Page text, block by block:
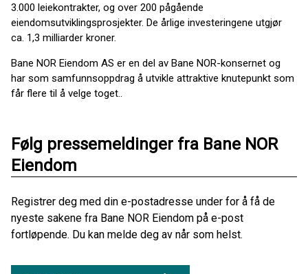
3.000 leiekontrakter, og over 200 pågående
eiendomsutviklingsprosjekter. De årlige investeringene utgjør
ca. 1,3 milliarder kroner.
Bane NOR Eiendom AS er en del av Bane NOR-konsernet og
har som samfunnsoppdrag å utvikle attraktive knutepunkt som
får flere til å velge toget..
Følg pressemeldinger fra Bane NOR
Eiendom
Registrer deg med din e-postadresse under for å få de
nyeste sakene fra Bane NOR Eiendom på e-post
fortløpende. Du kan melde deg av når som helst.